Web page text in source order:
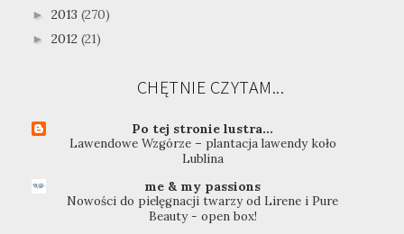
► 2013 (270)
► 2012 (21)
CHĘTNIE CZYTAM...
Po tej stronie lustra...
Lawendowe Wzgórze – plantacja lawendy koło
Lublina
me & my passions
Nowości do pielęgnacji twarzy od Lirene i Pure
Beauty - open box!